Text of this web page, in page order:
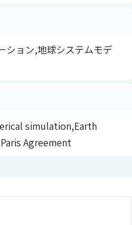
ション,地球システムモデ
simulation,Earth
Agreement